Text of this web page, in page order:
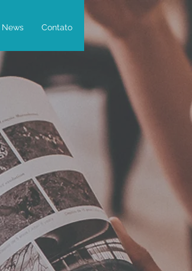
News Contato